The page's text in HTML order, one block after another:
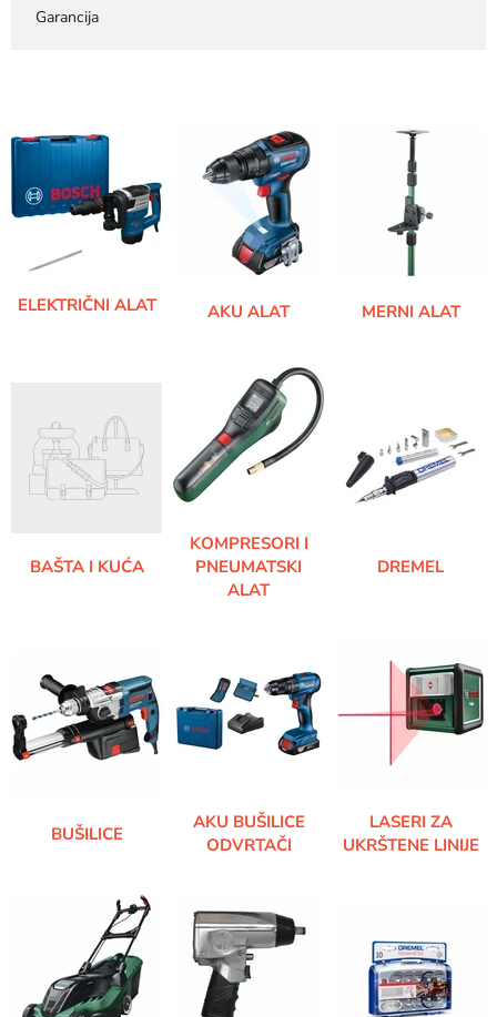
Garancija
ELEKTRIČNI ALAT AKU ALAT MERNI ALAT
BAŠTA I KUĆA
KOMPRESORI I
PNEUMATSKI
ALAT
DREMEL
BUŠILICE
AKU BUŠILICE
ODVRTAČI
LASERI ZA
UKRŠTENE LINIJE